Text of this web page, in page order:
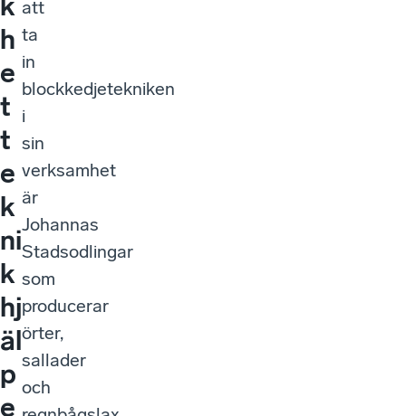
h
e
t
t
e
k
ni
k
hj
äl
p
e
att
ta
in
blockkedjetekniken
i
sin
verksamhet
är
Johannas
Stadsodlingar
som
producerar
örter,
sallader
och